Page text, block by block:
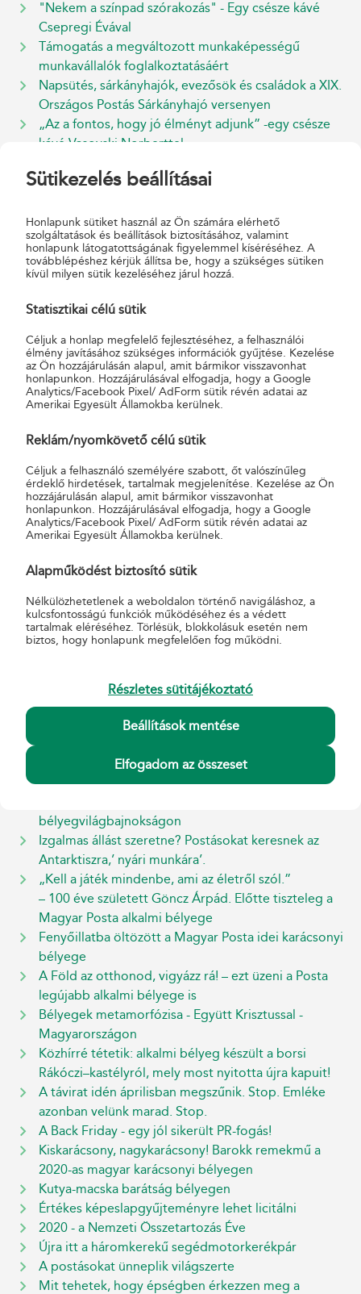
"Nekem a színpad szórakozás" - Egy csésze kávé
Csepregi Évával
Támogatás a megváltozott munkaképességű
munkavállalók foglalkoztatásáért
Napsütés, sárkányhajók, evezősök és családok a XIX.
Országos Postás Sárkányhajó versenyen
„Az a fontos, hogy jó élményt adjunk” -egy csésze
kávé Vasovski Norberttel
rockopera 40 éves, jubileumi előadását
egy csésze kávé Kende-Hofherr Krisztinával
Sikeresen zárult a Magyar Posta első Postart
programja
Erdei tanyák postása
kávé Zoób Katival
A boldogsághoz célok is kellenek - Egy csésze kávé
Szalay Ádámmal
Jógyakorlat a Posta Hírlap Logisztikai Üzemében
Finish-ben a Postart program
A rendezésben megtaláltam önmagam - Kávészünet
Dobó Katával
Táplálékot adunk testnek-léleknek!
Egyénre szabott munkakörök megváltozott
munkaképességűeknek a Magyar Postánál
Új onboarding program a Magyar Postánál
Egyéves Postart Program indult a jövő postai
Hol vagy, Kajla? – a magyar posta idén is támogatja a
„Kajla és a kalandok nyara” programot
Egy levélgyűjtőben naponta egy levél
Egy csepp odafigyelés
Ismét indul magyar bélyeg az EUROPA
bélyegszépségversenyen - kattints és szavazz!
Miért utálják a kutyák a postásokat?
100. szülinapot ünnepel a magyar filatélia a héten
bélyegvilágbajnokságon
Izgalmas állást szeretne? Postásokat keresnek az
Antarktiszra,’ nyári munkára’.
„Kell a játék mindenbe, ami az életről szól.”
– 100 éve született Göncz Árpád. Előtte tiszteleg a
Magyar Posta alkalmi bélyege
Fenyőillatba öltözött a Magyar Posta idei karácsonyi
bélyege
A Föld az otthonod, vigyázz rá! – ezt üzeni a Posta
legújabb alkalmi bélyege is
Bélyegek metamorfózisa - Együtt Krisztussal -
Magyarországon
Közhírré tétetik: alkalmi bélyeg készült a borsi
Rákóczi–kastélyról, mely most nyitotta újra kapuit!
A távirat idén áprilisban megszűnik. Stop. Emléke
azonban velünk marad. Stop.
A Back Friday - egy jól sikerült PR-fogás!
Kiskarácsony, nagykarácsony! Barokk remekmű a
2020-as magyar karácsonyi bélyegen
Kutya-macska barátság bélyegen
Értékes képeslapgyűjteményre lehet licitálni
2020 - a Nemzeti Összetartozás Éve
Újra itt a háromkerekű segédmotorkerékpár
A postásokat ünneplik világszerte
Mit tehetek, hogy épségben érkezzen meg a
Sütikezelés beállításai
Honlapunk sütiket használ az Ön számára elérhető
szolgáltatások és beállítások biztosításához, valamint
honlapunk látogatottságának figyelemmel kíséréséhez. A
továbblépéshez kérjük állítsa be, hogy a szükséges sütiken
kívül milyen sütik kezeléséhez járul hozzá.
Statisztikai célú sütik
Céljuk a honlap megfelelő fejlesztéséhez, a felhasználói
élmény javításához szükséges információk gyűjtése. Kezelése
az Ön hozzájárulásán alapul, amit bármikor visszavonhat
honlapunkon. Hozzájárulásával elfogadja, hogy a Google
Analytics/Facebook Pixel/ AdForm sütik révén adatai az
Amerikai Egyesült Államokba kerülnek.
Reklám/nyomkövető célú sütik
Céljuk a felhasználó személyére szabott, őt valószínűleg
érdeklő hirdetések, tartalmak megjelenítése. Kezelése az Ön
hozzájárulásán alapul, amit bármikor visszavonhat
honlapunkon. Hozzájárulásával elfogadja, hogy a Google
Analytics/Facebook Pixel/ AdForm sütik révén adatai az
Amerikai Egyesült Államokba kerülnek.
Alapműködést biztosító sütik
Nélkülözhetetlenek a weboldalon történő navigáláshoz, a
kulcsfontosságú funkciók működéséhez és a védett
tartalmak eléréséhez. Törlésük, blokkolásuk esetén nem
biztos, hogy honlapunk megfelelően fog működni.
Részletes sütitájékoztató
Beállítások mentése
Elfogadom az összeset